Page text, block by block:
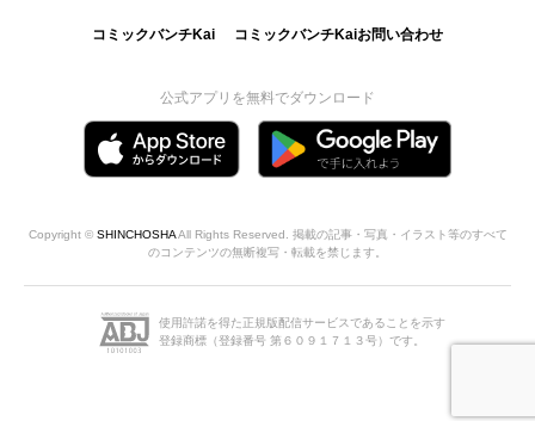
コミックバンチKai コミックバンチKaiお問い合わせ
公式アプリを無料でダウンロード
Copyright © SHINCHOSHAAll Rights Reserved. 掲載の記事・写真・イラスト等のすべて
のコンテンツの無断複写・転載を禁じます。
使用許諾を得た正規版配信サービスであることを示す
登録商標（登録番号 第６０９１７１３号）です。